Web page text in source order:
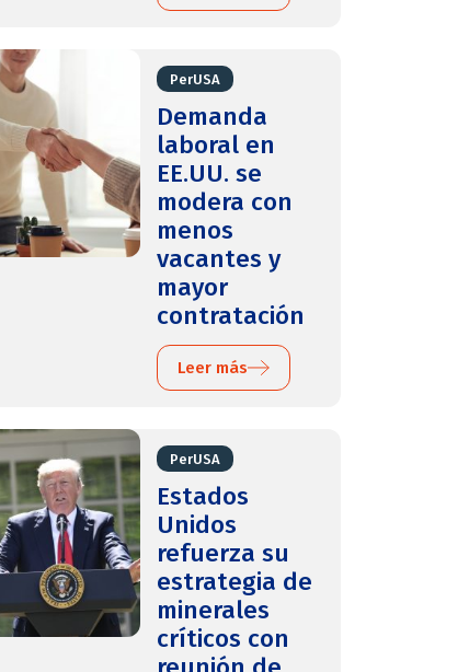
PerUSA
Demanda
laboral en
EE.UU. se
modera con
menos
vacantes y
mayor
contratación
Leer más
PerUSA
Estados
Unidos
refuerza su
estrategia de
minerales
críticos con